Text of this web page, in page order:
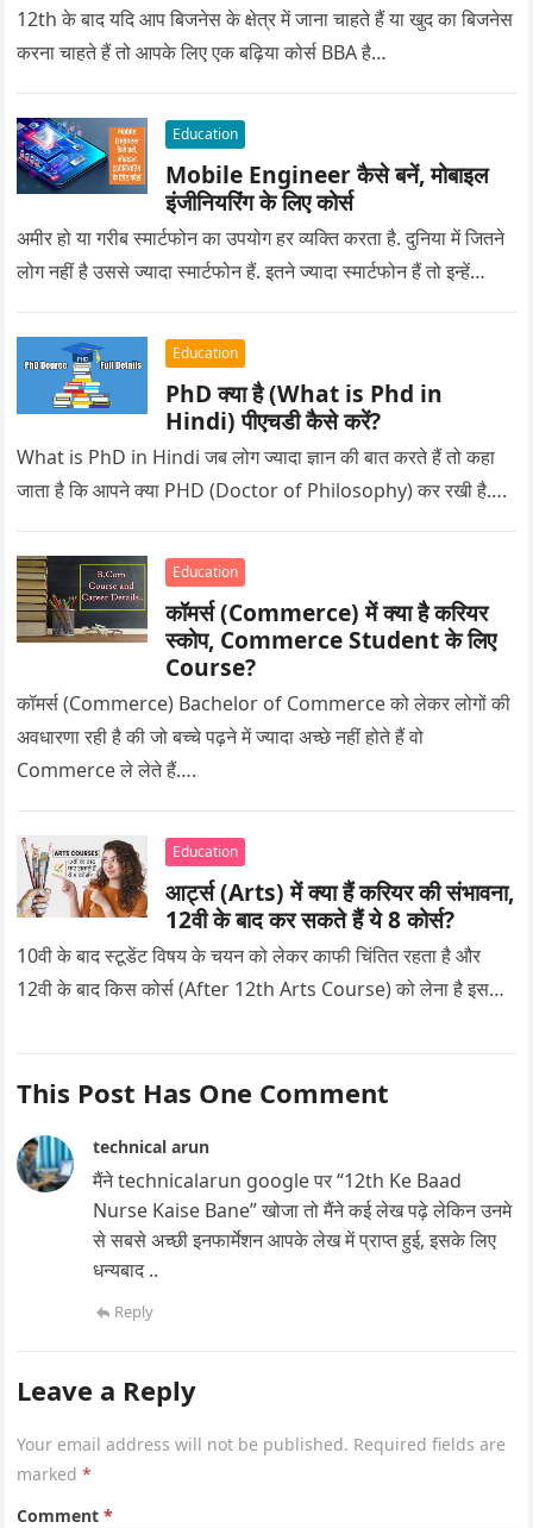
12th के बाद यदि आप बिजनेस के क्षेत्र में जाना चाहते हैं या खुद का बिजनेस
करना चाहते हैं तो आपके लिए एक बढ़िया कोर्स BBA है…
Education
Mobile Engineer कैसे बनें, मोबाइल
इंजीनियरिंग के लिए कोर्स
अमीर हो या गरीब स्मार्टफोन का उपयोग हर व्यक्ति करता है. दुनिया में जितने
लोग नहीं है उससे ज्यादा स्मार्टफोन हैं. इतने ज्यादा स्मार्टफोन हैं तो इन्हें…
Education
PhD क्या है (What is Phd in
Hindi) पीएचडी कैसे करें?
What is PhD in Hindi जब लोग ज्यादा ज्ञान की बात करते हैं तो कहा
जाता है कि आपने क्या PHD (Doctor of Philosophy) कर रखी है….
Education
कॉमर्स (Commerce) में क्या है करियर
स्कोप, Commerce Student के लिए
Course?
कॉमर्स (Commerce) Bachelor of Commerce को लेकर लोगों की
अवधारणा रही है की जो बच्चे पढ़ने में ज्यादा अच्छे नहीं होते हैं वो
Commerce ले लेते हैं….
Education
आर्ट्स (Arts) में क्या हैं करियर की संभावना,
12वी के बाद कर सकते हैं ये 8 कोर्स?
10वी के बाद स्टूडेंट विषय के चयन को लेकर काफी चिंतित रहता है और
12वी के बाद किस कोर्स (After 12th Arts Course) को लेना है इस…
This Post Has One Comment
technical arun
मैंने technicalarun google पर “12th Ke Baad
Nurse Kaise Bane” खोजा तो मैंने कई लेख पढ़े लेकिन उनमे
से सबसे अच्छी इनफार्मेशन आपके लेख में प्राप्त हुई, इसके लिए
धन्यबाद ..
Reply
Leave a Reply
Your email address will not be published. Required fields are
marked*
Comment*